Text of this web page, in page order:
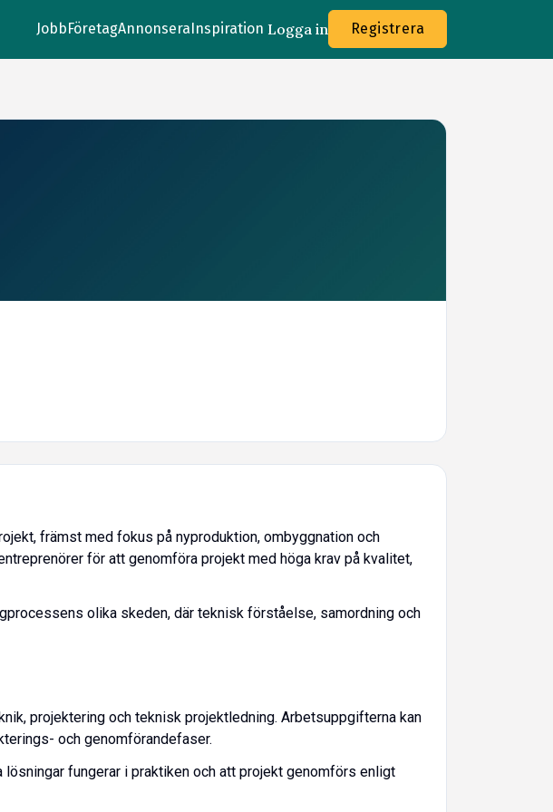
JobbFöretagAnnonseraInspiration Logga in Registrera
främst med fokus på nyproduktion, ombyggnation och
för att genomföra projekt med höga krav på kvalitet,
olika skeden, där teknisk förståelse, samordning och
projektering och teknisk projektledning. Arbetsuppgifterna kan
och genomförandefaser.
fungerar i praktiken och att projekt genomförs enligt